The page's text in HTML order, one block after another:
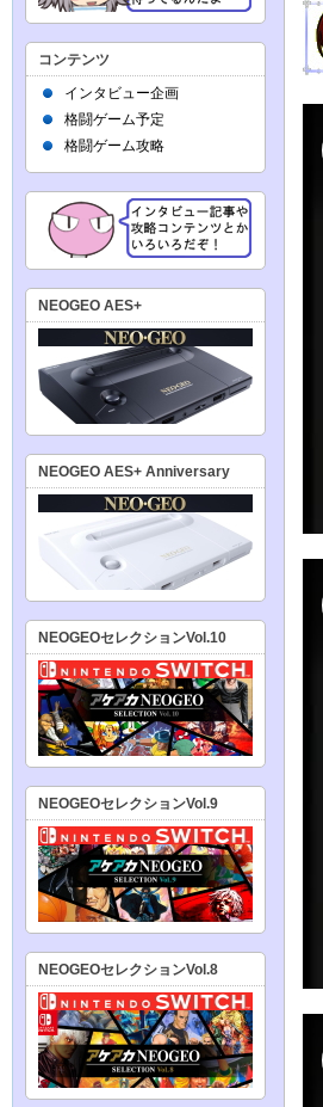
コンテンツ
インタビュー企画
格闘ゲーム予定
格闘ゲーム攻略
NEOGEO AES+
NEOGEO AES+ Anniversary
NEOGEOセレクションVol.10
NEOGEOセレクションVol.9
NEOGEOセレクションVol.8